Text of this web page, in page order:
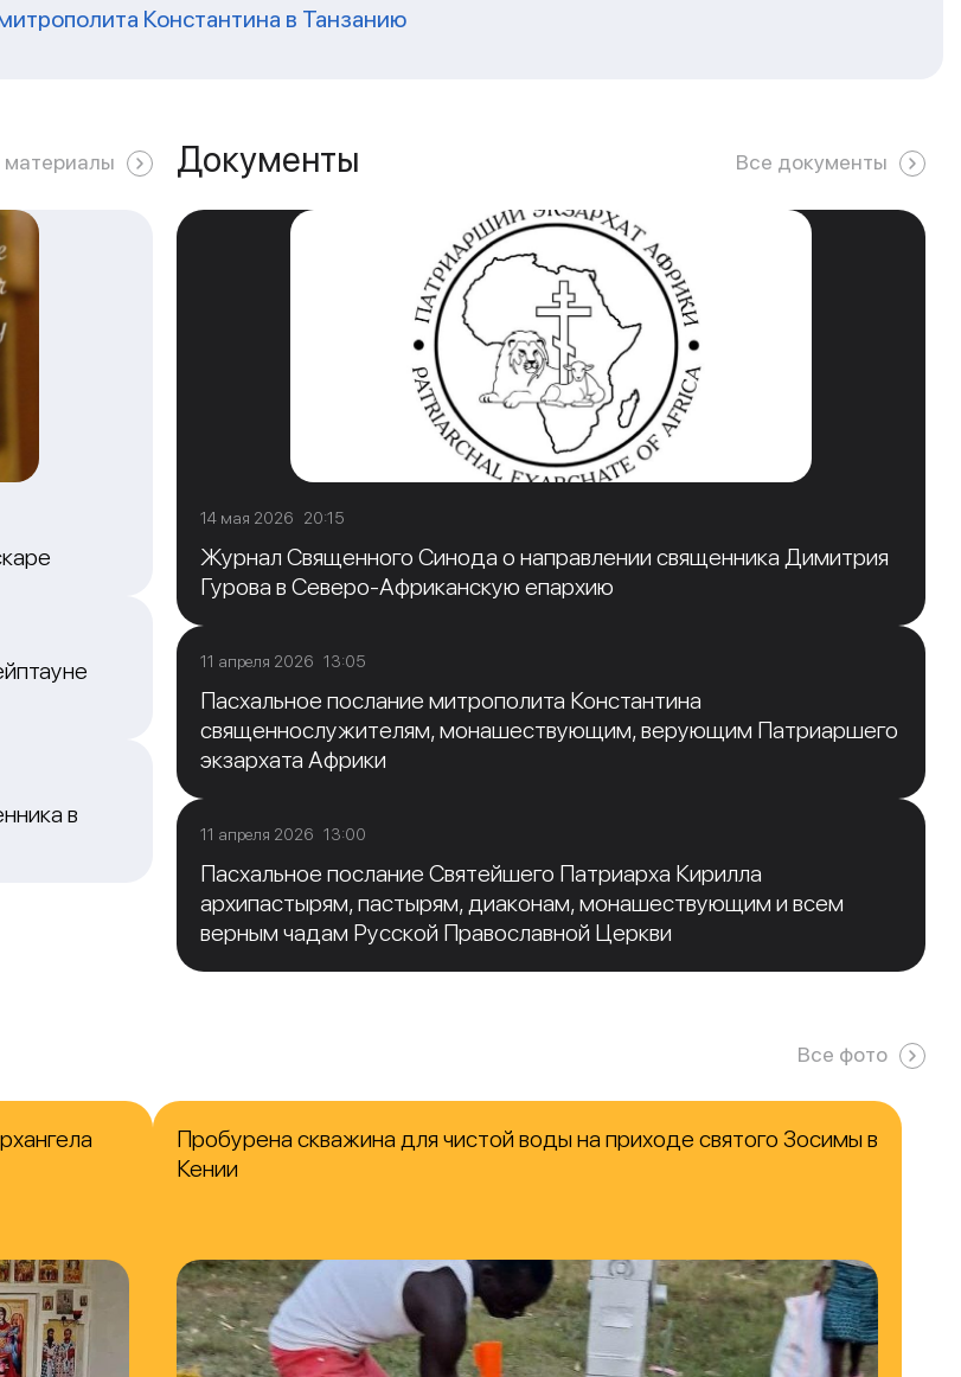
Константина в Танзанию
материалы
в
Документы Все документы
14 мая 2026 20:15
Журнал Священного Синода о направлении священника Димитрия
Гурова в Северо-Африканскую епархию
11 апреля 2026 13:05
Пасхальное послание митрополита Константина
священнослужителям, монашествующим, верующим Патриаршего
экзархата Африки
11 апреля 2026 13:00
Пасхальное послание Святейшего Патриарха Кирилла
архипастырям, пастырям, диаконам, монашествующим и всем
верным чадам Русской Православной Церкви
Все фото
Пробурена скважина для чистой воды на приходе святого Зосимы в
Кении